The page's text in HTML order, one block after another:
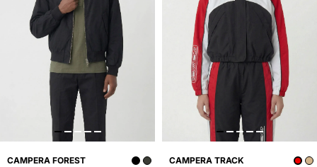
CAMPERA FOREST CAMPERA TRACK